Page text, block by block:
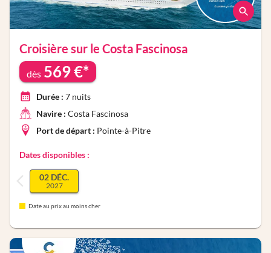
Croisière sur le Costa Fascinosa
dès 569€*
Durée : 7 nuits
Navire : Costa Fascinosa
Port de départ : Pointe-à-Pitre
Dates disponibles :
02 DÉC.
2027
Date au prix au moins cher